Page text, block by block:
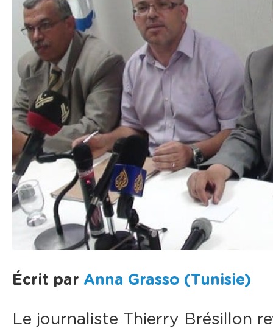
Écrit par Anna Grasso (Tunisie)
Le journaliste Thierry Brésillon